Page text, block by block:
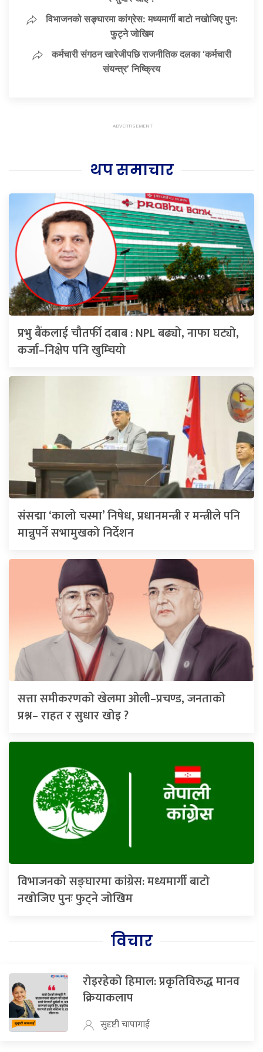
विभाजनको सङ्घारमा कांग्रेस: मध्यमार्गी बाटो नखोजिए पुनः
फुट्ने जोखिम
कर्मचारी संगठन खारेजीपछि राजनीतिक दलका ‘कर्मचारी
संयन्त्र’ निष्क्रिय
थप समाचार
प्रभु बैंकलाई चौतर्फी दबाब : NPL बढ्यो, नाफा घट्यो,
कर्जा–निक्षेप पनि खुम्चियो
संसद्मा ‘कालो चस्मा’ निषेध, प्रधानमन्त्री र मन्त्रीले पनि
मान्नुपर्ने सभामुखको निर्देशन
सत्ता समीकरणको खेलमा ओली–प्रचण्ड, जनताको
प्रश्न– राहत र सुधार खोइ ?
विभाजनको सङ्घारमा कांग्रेस: मध्यमार्गी बाटो
नखोजिए पुनः फुट्ने जोखिम
विचार
रोइरहेको हिमाल: प्रकृतिविरुद्ध मानव
क्रियाकलाप
सुदृष्टी चापागाई